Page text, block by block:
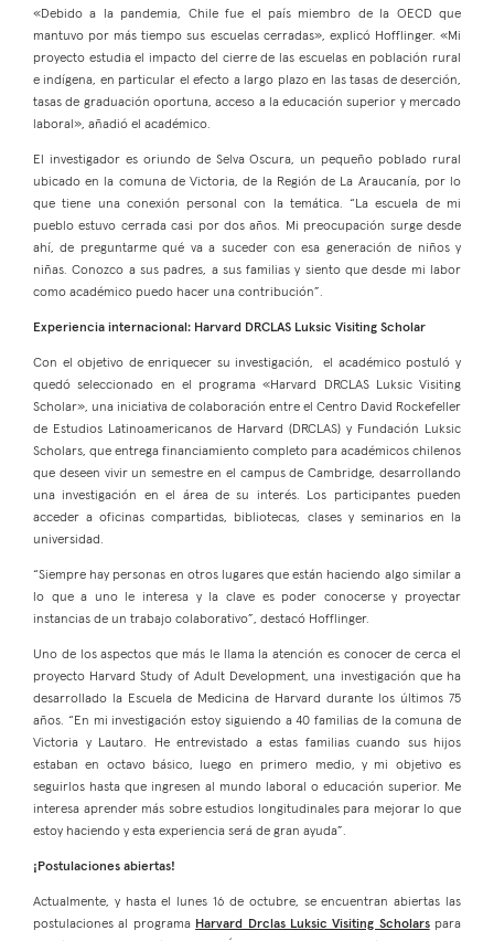
«Debido a la pandemia, Chile fue el país miembro de la OECD que
mantuvo por más tiempo sus escuelas cerradas», explicó Hofflinger. «Mi
proyecto estudia el impacto del cierre de las escuelas en población rural
e indígena, en particular el efecto a largo plazo en las tasas de deserción,
tasas de graduación oportuna, acceso a la educación superior y mercado
laboral», añadió el académico.
El investigador es oriundo de Selva Oscura, un pequeño poblado rural
ubicado en la comuna de Victoria, de la Región de La Araucanía, por lo
que tiene una conexión personal con la temática. “La escuela de mi
pueblo estuvo cerrada casi por dos años. Mi preocupación surge desde
ahí, de preguntarme qué va a suceder con esa generación de niños y
niñas. Conozco a sus padres, a sus familias y siento que desde mi labor
como académico puedo hacer una contribución”.
Experiencia internacional: Harvard DRCLAS Luksic Visiting Scholar
Con el objetivo de enriquecer su investigación, el académico postuló y
quedó seleccionado en el programa «Harvard DRCLAS Luksic Visiting
Scholar», una iniciativa de colaboración entre el Centro David Rockefeller
de Estudios Latinoamericanos de Harvard (DRCLAS) y Fundación Luksic
Scholars, que entrega financiamiento completo para académicos chilenos
que deseen vivir un semestre en el campus de Cambridge, desarrollando
una investigación en el área de su interés. Los participantes pueden
acceder a oficinas compartidas, bibliotecas, clases y seminarios en la
universidad.
“Siempre hay personas en otros lugares que están haciendo algo similar a
lo que a uno le interesa y la clave es poder conocerse y proyectar
instancias de un trabajo colaborativo”, destacó Hofflinger.
Uno de los aspectos que más le llama la atención es conocer de cerca el
proyecto Harvard Study of Adult Development, una investigación que ha
desarrollado la Escuela de Medicina de Harvard durante los últimos 75
años. “En mi investigación estoy siguiendo a 40 familias de la comuna de
Victoria y Lautaro. He entrevistado a estas familias cuando sus hijos
estaban en octavo básico, luego en primero medio, y mi objetivo es
seguirlos hasta que ingresen al mundo laboral o educación superior. Me
interesa aprender más sobre estudios longitudinales para mejorar lo que
estoy haciendo y esta experiencia será de gran ayuda”.
¡Postulaciones abiertas!
Actualmente, y hasta el lunes 16 de octubre, se encuentran abiertas las
postulaciones al programa Harvard Drclas Luksic Visiting Scholarspara